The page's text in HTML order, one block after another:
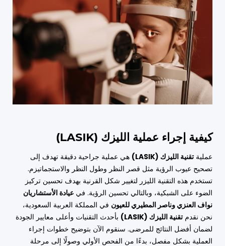
كيفية إجراء عملية الليزك (LASIK)
عملية تقنية الليزك (LASIK)
هي عملية جراحية دقيقة تهدف إلى
تصحيح عيوب الرؤية مثل قصر النظر وطول النظر والاستجماتيزم.
تستخدم هذه التقنية الليزر لتغيير شكل القرنية بهدف تحسين تركيز
الضوء على الشبكية، وبالتالي تحسين الرؤية. في عيادة الأستشاريان
نواف العنزي وناصر المطيري للعيون في المملكة العربية السعودية،
نحن نقدم تقنية الليزك (LASIK)
بأحدث التقنيات وأعلى معايير الجودة
لضمان أفضل النتائج للمرضى. سنقوم الآن بتوضيح خطوات إجراء
العملية بشكل مفصل، بدءًا من الفحص الأولي وصولًا إلى مرحلة